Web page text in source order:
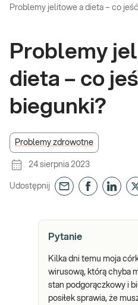
Problemy jelitowe a dieta – co
Problemy
dieta – co
biegunki?
Problemy zdrowotne
24 sierpnia 2023
Udostępnij
Pytanie
Kilka dni temu moja
wirusową, którą chyba
stan podgorączkowy i
posiłek sprawia, że